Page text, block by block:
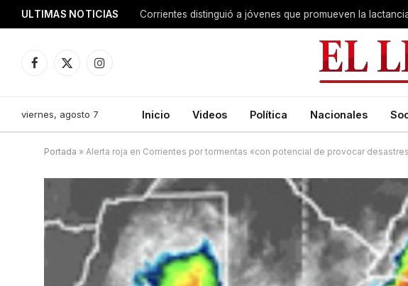
ULTIMAS NOTICIAS Corrientes distinguió a jóvenes que promueven la
Facebook
X
Instagram
viernes, agosto 7 Inicio Videos Política Nacionales
Portada » Alerta roja en Corrientes por tormentas «con potencial de provocar